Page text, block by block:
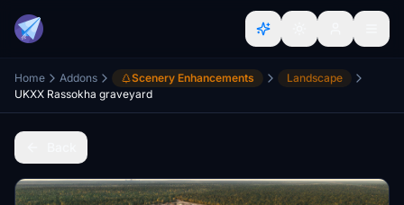
Home Addons Scenery Enhancements
Landscape
UKXX Rassokha graveyard